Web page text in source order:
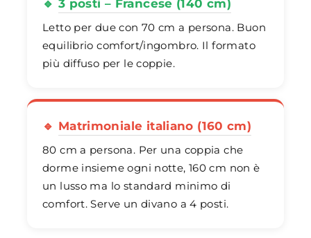
🔹 3 posti – Francese (140 cm)
Letto per due con 70 cm a persona. Buon
equilibrio comfort/ingombro. Il formato
più diffuso per le coppie.
🔹 Matrimoniale italiano (160 cm)
80 cm a persona. Per una coppia che
dorme insieme ogni notte, 160 cm non è
un lusso ma lo standard minimo di
comfort. Serve un divano a 4 posti.